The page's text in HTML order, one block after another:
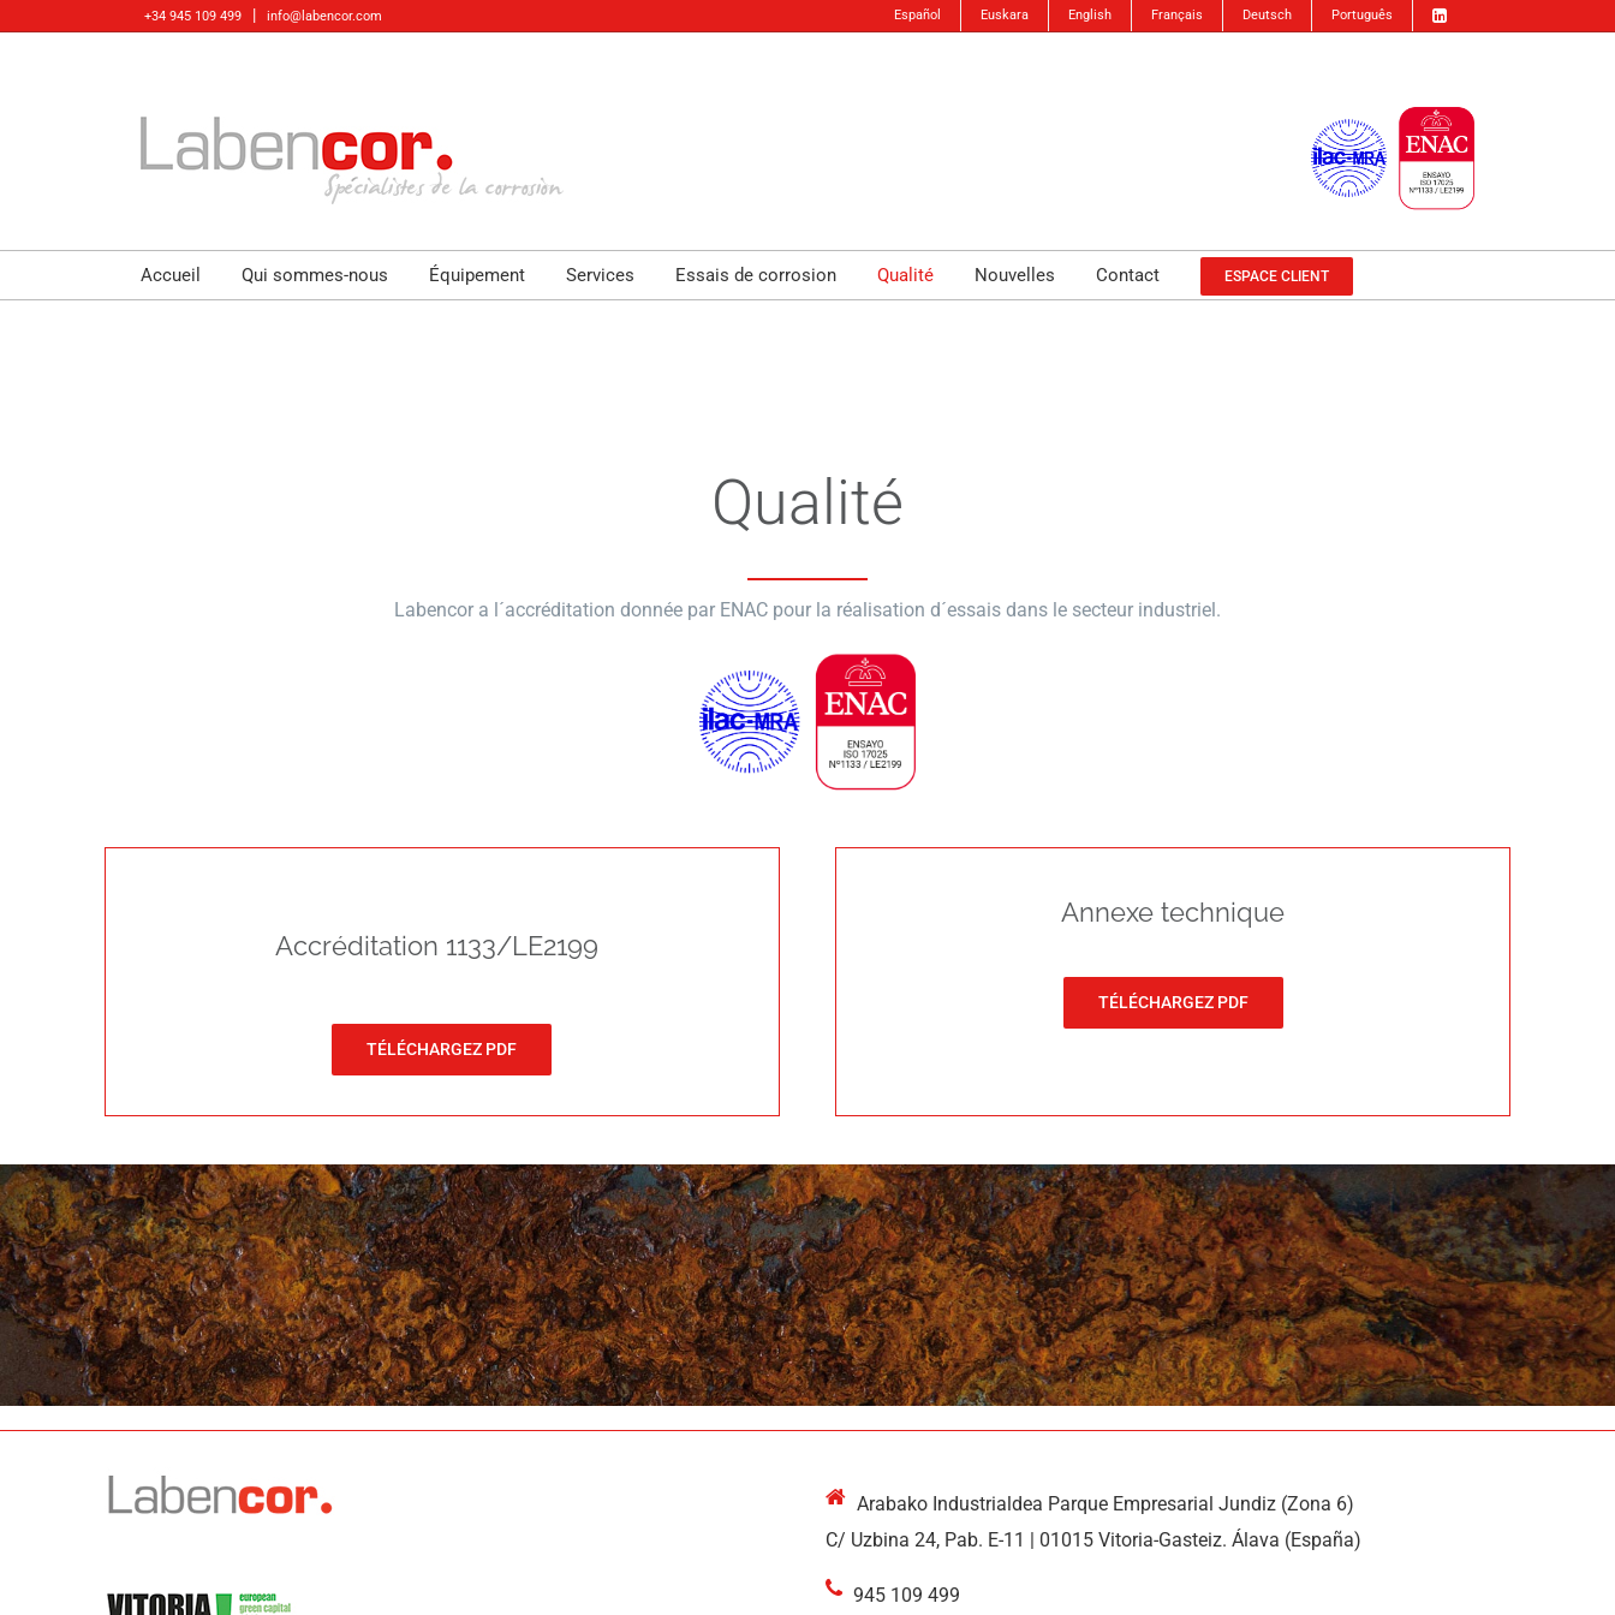
+34 945 109 499 | info@labencor.com Español Euskara English Français Deutsch Português
Accueil Qui sommes-nous Équipement Services Essais de corrosion Qualité Nouvelles Contact ESPACE CLIENT
Qualité
Labencor a l´accréditation donnée par ENAC pour la réalisation d´essais dans le secteur industriel.
Accréditation 1133/LE2199
TÉLÉCHARGEZ PDF
Annexe technique
TÉLÉCHARGEZ PDF
Arabako Industrialdea Parque Empresarial Jundiz (Zona 6)
C/ Uzbina 24, Pab. E-11 | 01015 Vitoria-Gasteiz. Álava (España)
945 109 499